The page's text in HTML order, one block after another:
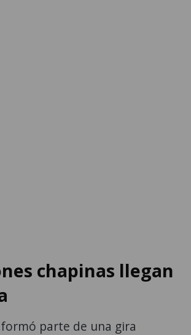
chapinas llegan
parte de una gira